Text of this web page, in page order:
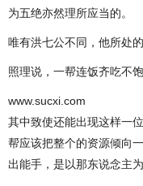
为五绝亦然理所应当的。
唯有洪七公不同，他所处
照理说，一帮连饭齐吃不
www.sucxi.com
其中致使还能出现这样一
帮应该把整个的资源倾向
出能手，是以那东说念主